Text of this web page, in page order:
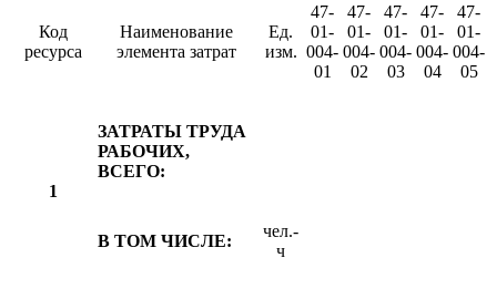
Код
ресурса
Наименование
элемента затрат
Ед.
изм.
47-
01-
004-
01
47-
01-
004-
02
47-
01-
004-
03
47-
01-
004-
04
47-
01-
004-
05
1
ЗАТРАТЫ ТРУДА
РАБОЧИХ,
ВСЕГО:
В ТОМ ЧИСЛЕ:
чел.-
ч